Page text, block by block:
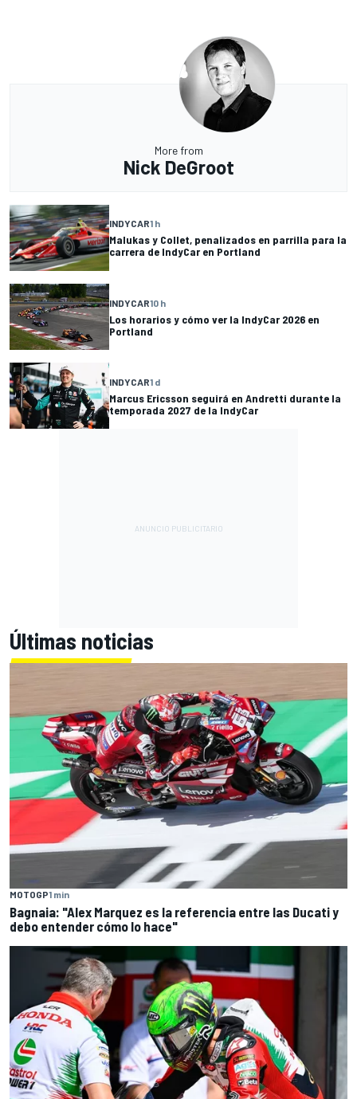
More from
Nick DeGroot
INDYCAR1 h
Malukas y Collet, penalizados en parrilla para la
carrera de IndyCar en Portland
INDYCAR10 h
Los horarios y cómo ver la IndyCar 2026 en
Portland
INDYCAR1 d
Marcus Ericsson seguirá en Andretti durante la
temporada 2027 de la IndyCar
Últimas noticias
MOTOGP1 min
Bagnaia: "Alex Marquez es la referencia entre las Ducati y
debo entender cómo lo hace"